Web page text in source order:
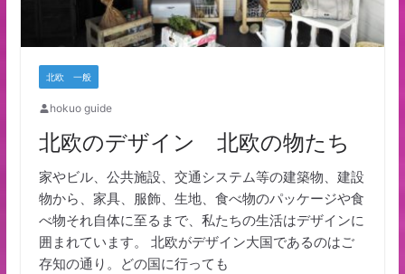
北欧 一般
hokuo guide
北欧のデザイン 北欧の物たち
家やビル、公共施設、交通システム等の建築物、建設
物から、家具、服飾、生地、食べ物のパッケージや食
べ物それ自体に至るまで、私たちの生活はデザインに
囲まれています。 北欧がデザイン大国であるのはご
存知の通り。どの国に行っても